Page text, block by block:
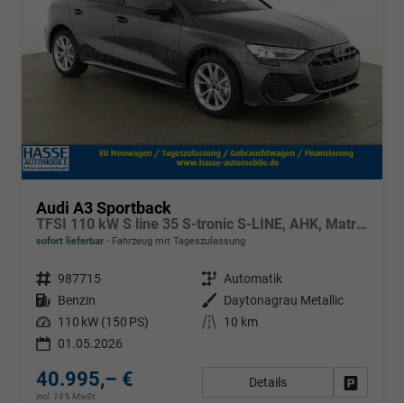
Audi A3 Sportback
TFSI 110 kW S line 35 S-tronic S-LINE, AHK, Matrix, Navi, el. Klappe, Kamera, Winter, 3 J.-Garantie
sofort lieferbar Fahrzeug mit Tageszulassung
Fahrzeugnr. 987715 Getriebe Automatik
Kraftstoff Benzin Außenfarbe
Daytonagrau Metallic
Leistung 110 kW (150 PS) Kilometerstand
10 km
01.05.2026
40.995,– €
incl. 19% MwSt.
Details